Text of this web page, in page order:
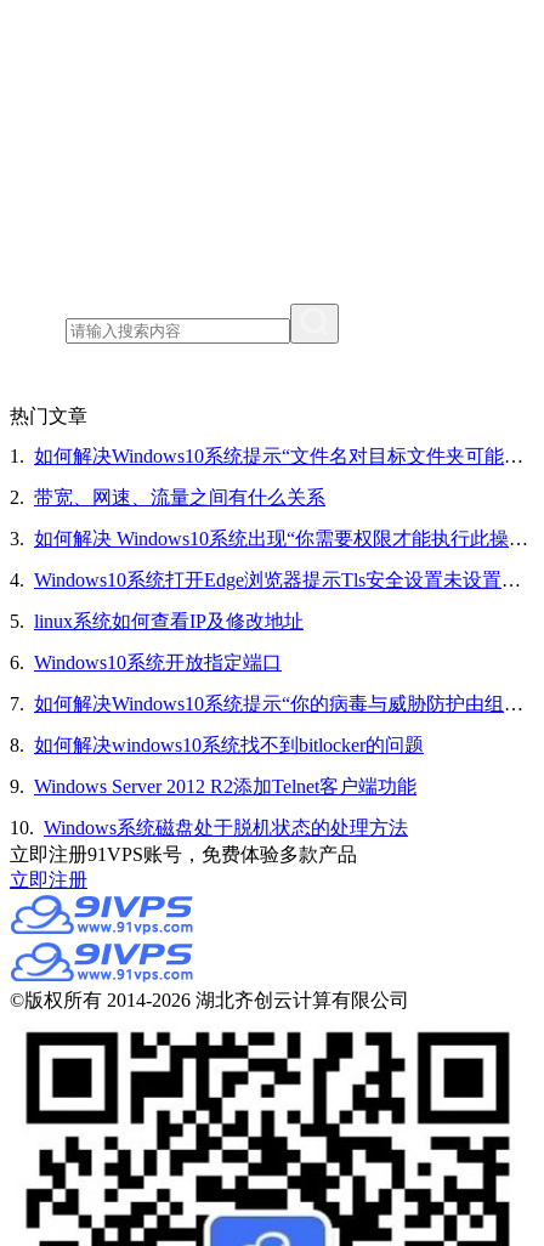
热门文章
1. 如何解决Windows10系统提示“文件名对目标文件夹可能太长，你可以缩短文件名”的问题
2. 带宽、网速、流量之间有什么关系
3. 如何解决 Windows10系统出现“你需要权限才能执行此操作”的问题
4. Windows10系统打开Edge浏览器提示Tls安全设置未设置为默认设置的解决方法
5. linux系统如何查看IP及修改地址
6. Windows10系统开放指定端口
7. 如何解决Windows10系统提示“你的病毒与威胁防护由组织提供”的问题
8. 如何解决windows10系统找不到bitlocker的问题
9. Windows Server 2012 R2添加Telnet客户端功能
10. Windows系统磁盘处于脱机状态的处理方法
立即注册91VPS账号，免费体验多款产品
立即注册
©版权所有 2014-2026 湖北齐创云计算有限公司